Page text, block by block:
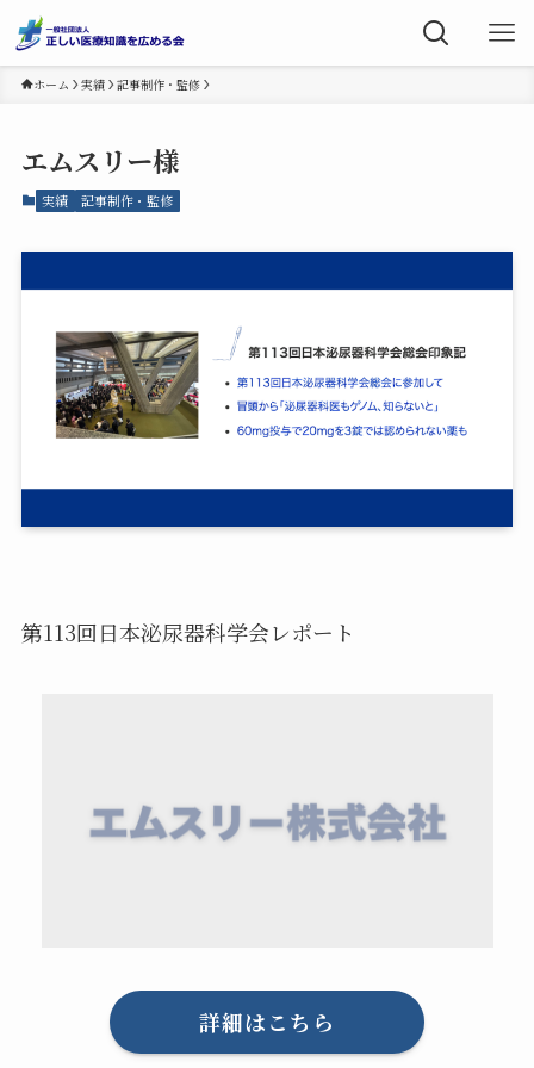
ホーム 実績 記事制作・監修
エムスリー様
実績 記事制作・監修
第113回日本泌尿器科学会レポート
詳細はこちら